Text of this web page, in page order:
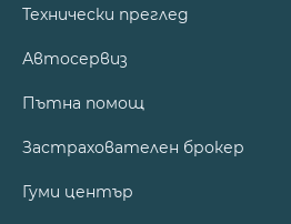
Технически преглед
Автосервиз
Пътна помощ
Застрахователен брокер
Гуми център